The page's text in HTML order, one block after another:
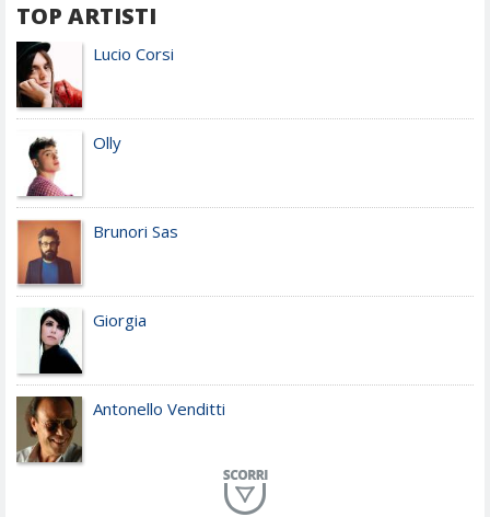
TOP ARTISTI
Lucio Corsi
Olly
Brunori Sas
Giorgia
Antonello Venditti